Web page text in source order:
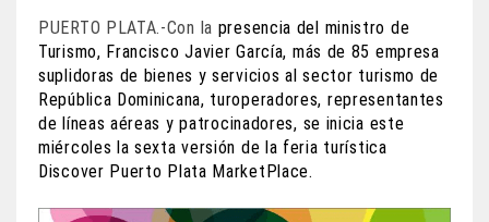
PUERTO PLATA.-Con la presencia del ministro de
Turismo, Francisco Javier García, más de 85 empresa
suplidoras de bienes y servicios al sector turismo de
República Dominicana, turoperadores, representantes
de líneas aéreas y patrocinadores, se inicia este
miércoles la sexta versión de la feria turística
Discover Puerto Plata MarketPlace.